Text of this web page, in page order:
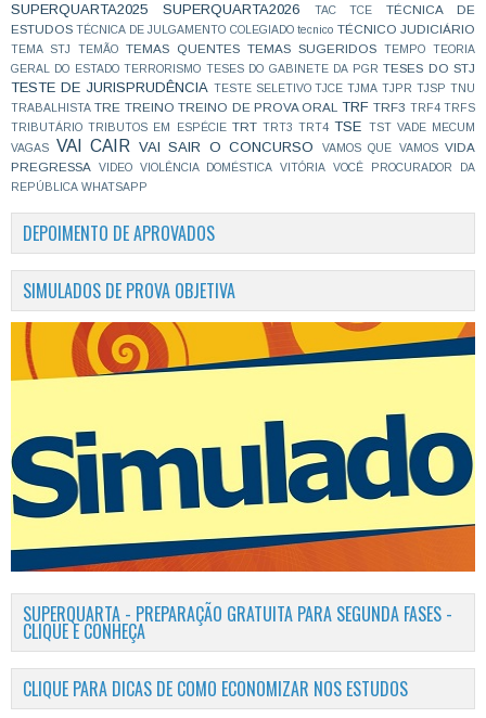
SUPERQUARTA2025
SUPERQUARTA2026 TAC TCE
TÉCNICA DE
ESTUDOS TÉCNICA DE JULGAMENTO COLEGIADO tecnico TÉCNICO JUDICIÁRIO
TEMA STJ TEMÃO TEMAS QUENTES TEMAS SUGERIDOS TEMPO
TEORIA
GERAL DO ESTADO TERRORISMO TESES DO GABINETE DA PGR TESES DO STJ
TESTE DE JURISPRUDÊNCIA TESTE SELETIVO TJCE TJMA TJPR TJSP TNU
TRABALHISTA TRE TREINO TREINO DE PROVA ORAL TRF TRF3 TRF4 TRFS
TRIBUTÁRIO TRIBUTOS EM ESPÉCIE TRT TRT3 TRT4 TSE TST VADE MECUM
VAGAS
VAI CAIR VAI SAIR O CONCURSO VAMOS QUE VAMOS VIDA
PREGRESSA
VIDEO VIOLÊNCIA DOMÉSTICA VITÓRIA
VOCÊ PROCURADOR DA
REPÚBLICA WHATSAPP
DEPOIMENTO DE APROVADOS
SIMULADOS DE PROVA OBJETIVA
SUPERQUARTA - PREPARAÇÃO GRATUITA PARA SEGUNDA FASES -
CLIQUE E CONHEÇA
CLIQUE PARA DICAS DE COMO ECONOMIZAR NOS ESTUDOS